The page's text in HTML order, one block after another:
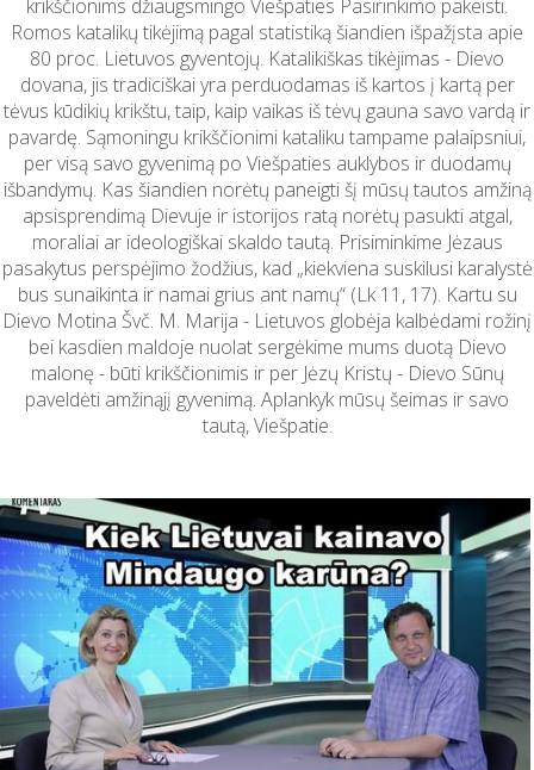
krikščionims džiaugsmingo Viešpaties Pasirinkimo pakeisti.
Romos katalikų tikėjimą pagal statistiką šiandien išpažįsta apie
80 proc. Lietuvos gyventojų. Katalikiškas tikėjimas - Dievo
dovana, jis tradiciškai yra perduodamas iš kartos į kartą per
tėvus kūdikių krikštu, taip, kaip vaikas iš tėvų gauna savo vardą ir
pavardę. Sąmoningu krikščionimi kataliku tampame palaipsniui,
per visą savo gyvenimą po Viešpaties auklybos ir duodamų
išbandymų. Kas šiandien norėtų paneigti šį mūsų tautos amžiną
apsisprendimą Dievuje ir istorijos ratą norėtų pasukti atgal,
moraliai ar ideologiškai skaldo tautą. Prisiminkime Jėzaus
pasakytus perspėjimo žodžius, kad „kiekviena suskilusi karalystė
bus sunaikinta ir namai grius ant namų“ (Lk 11, 17). Kartu su
Dievo Motina Švč. M. Marija - Lietuvos globėja kalbėdami rožinį
bei kasdien maldoje nuolat sergėkime mums duotą Dievo
malonę - būti krikščionimis ir per Jėzų Kristų - Dievo Sūnų
paveldėti amžinąjį gyvenimą. Aplankyk mūsų šeimas ir savo
tautą, Viešpatie.